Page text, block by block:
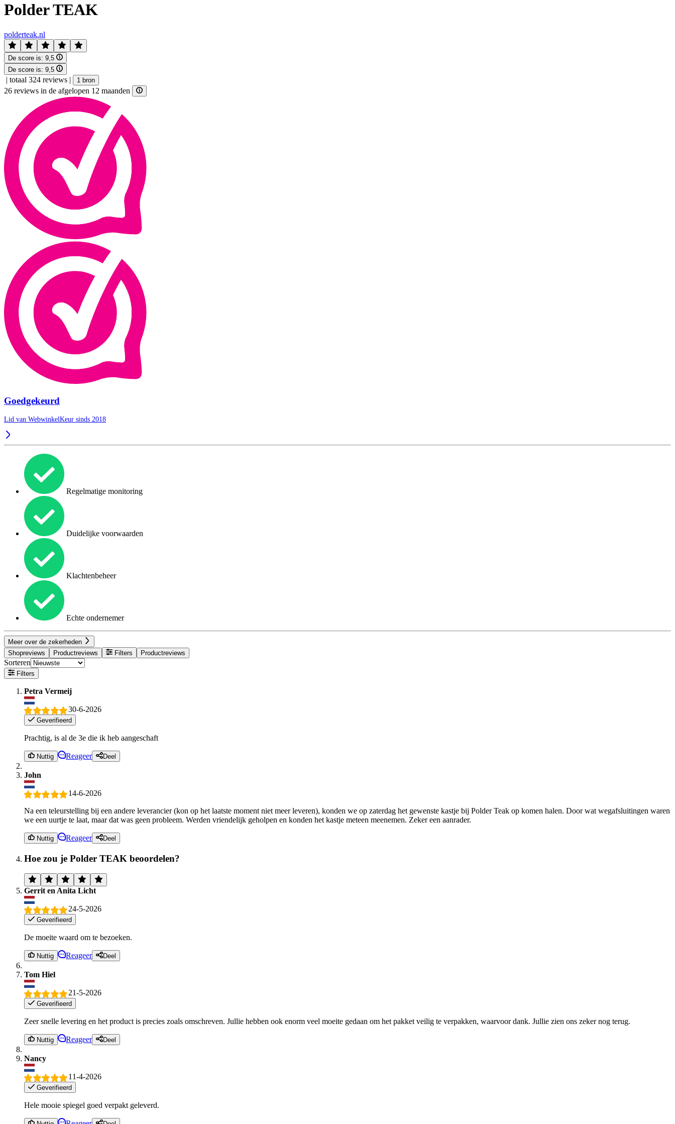
Polder TEAK
polderteak.nl
De score is: 9,5
De score is: 9,5
| totaal 324 reviews | 1 bron
26 reviews in de afgelopen 12 maanden
Goedgekeurd
Lid van WebwinkelKeur sinds 2018
Regelmatige monitoring
Duidelijke voorwaarden
Klachtenbeheer
Echte ondernemer
Meer over de zekerheden
Shopreviews
Productreviews Filters Productreviews
Sorteren
Filters
Petra Vermeij
30-6-2026
Geverifieerd
Prachtig, is al de 3e die ik heb aangeschaft
Nuttig Reageer Deel
John
14-6-2026
Na een teleurstelling bij een andere leverancier (kon op het laatste moment niet meer leveren), konden we op zaterdag het gewenste kastje bij Polder Teak op komen halen. Door wat wegafsluitingen waren
we een uurtje te laat, maar dat was geen probleem. Werden vriendelijk geholpen en konden het kastje meteen meenemen. Zeker een aanrader.
Nuttig Reageer Deel
Hoe zou je Polder TEAK beoordelen?
Gerrit en Anita Licht
24-5-2026
Geverifieerd
De moeite waard om te bezoeken.
Nuttig Reageer Deel
Tom Hiel
21-5-2026
Geverifieerd
Zeer snelle levering en het product is precies zoals omschreven. Jullie hebben ook enorm veel moeite gedaan om het pakket veilig te verpakken, waarvoor dank. Jullie zien ons zeker nog terug.
Nuttig Reageer Deel
Nancy
11-4-2026
Geverifieerd
Hele mooie spiegel goed verpakt geleverd.